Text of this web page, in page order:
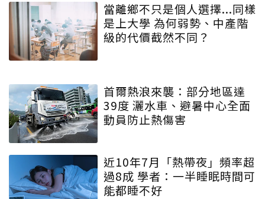
當離鄉不只是個人選擇...同樣
是上大學 為何弱勢、中產階
級的代價截然不同？
首爾熱浪來襲：部分地區達
39度 灑水車、避暑中心全面
動員防止熱傷害
近10年7月「熱帶夜」頻率超
過8成 學者：一半睡眠時間可
能都睡不好